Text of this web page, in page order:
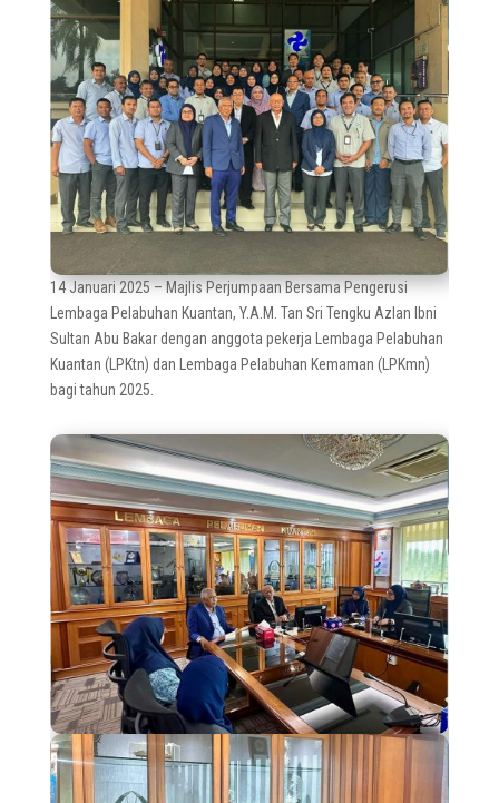
14 Januari 2025 – Majlis Perjumpaan Bersama Pengerusi
Lembaga Pelabuhan Kuantan, Y.A.M. Tan Sri Tengku Azlan Ibni
Sultan Abu Bakar dengan anggota pekerja Lembaga Pelabuhan
Kuantan (LPKtn) dan Lembaga Pelabuhan Kemaman (LPKmn)
bagi tahun 2025.